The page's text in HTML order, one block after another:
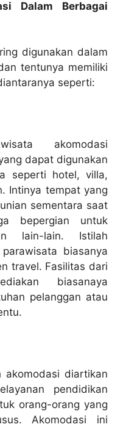
Dalam Berbagai
digunakan dalam
tentunya memiliki
seperti:
akomodasi
dapat digunakan
seperti hotel, villa,
Intinya tempat yang
sementara saat
bepergian untuk
lain-lain. Istilah
biasanya
travel. Fasilitas dari
biasanaya
pelanggan atau
akomodasi diartikan
pendidikan
orang-orang yang
Akomodasi ini